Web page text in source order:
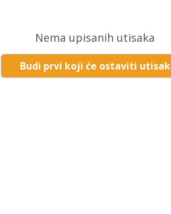
Nema upisanih utisaka
Budi prvi koji će ostaviti utisak